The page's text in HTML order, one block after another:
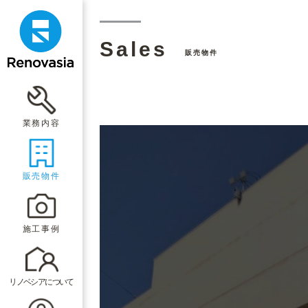
業務内容
販売物件
施工事例
リノベシアについて
Sales 販売物件